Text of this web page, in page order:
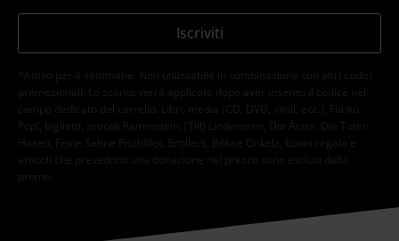
Iscriviti
*Attivo per 4 settimane. Non utilizzabile in combinazione con altri codici
promozionali. Lo sconto verrà applicato dopo aver inserito il codice nel
campo dedicato del carrello. Libri, media (CD, DVD, vinili, ecc.), Funko
Pop!, biglietti, articoli Rammstein, (Till) Lindemann, Die Ärzte, Die Toten
Hosen, Feine Sahne Fischfilet, Broilers, Böhse Onkelz, buoni regalo e
articoli che prevedono una donazione nel prezzo sono esclusi dalla
promo.